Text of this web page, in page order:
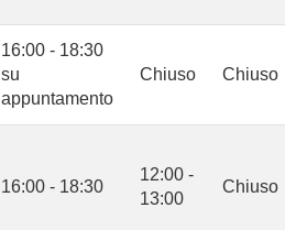
16:00 - 18:30
su
appuntamento
Chiuso Chiuso
16:00 - 18:30
12:00 -
13:00
Chiuso